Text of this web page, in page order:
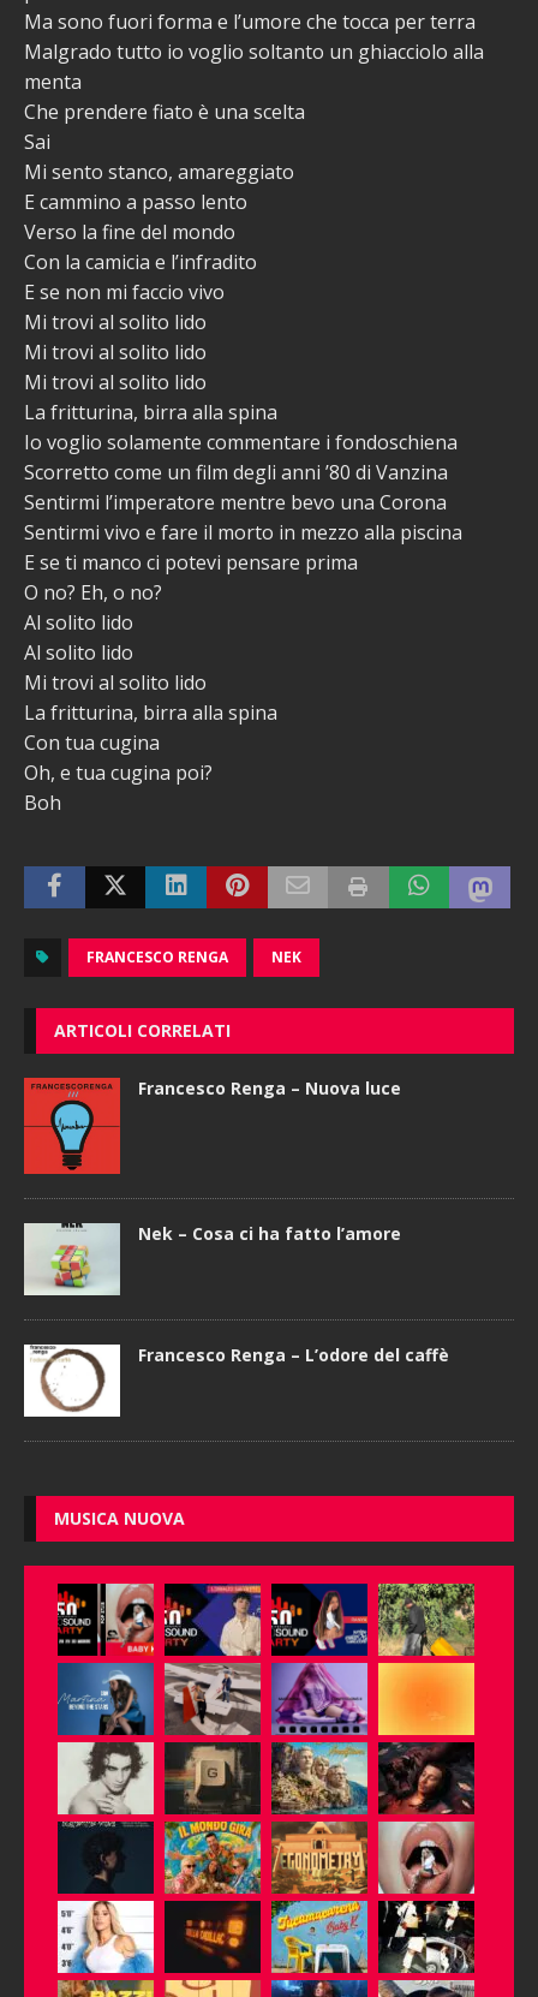
Ma sono fuori forma e l’umore che tocca per terra
Malgrado tutto io voglio soltanto un ghiacciolo alla
menta
Che prendere fiato è una scelta
Sai
Mi sento stanco, amareggiato
E cammino a passo lento
Verso la fine del mondo
Con la camicia e l’infradito
E se non mi faccio vivo
Mi trovi al solito lido
Mi trovi al solito lido
Mi trovi al solito lido
La fritturina, birra alla spina
Io voglio solamente commentare i fondoschiena
Scorretto come un film degli anni ’80 di Vanzina
Sentirmi l’imperatore mentre bevo una Corona
Sentirmi vivo e fare il morto in mezzo alla piscina
E se ti manco ci potevi pensare prima
O no? Eh, o no?
Al solito lido
Al solito lido
Mi trovi al solito lido
La fritturina, birra alla spina
Con tua cugina
Oh, e tua cugina poi?
Boh
FRANCESCO RENGA NEK
ARTICOLI CORRELATI
Francesco Renga – Nuova luce
Nek – Cosa ci ha fatto l’amore
Francesco Renga – L’odore del caffè
MUSICA NUOVA